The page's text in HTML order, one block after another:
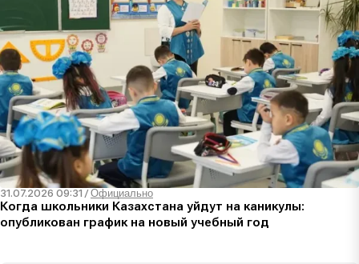
31.07.2026 09:31 /Официально
Когда школьники Казахстана уйдут на каникулы:
опубликован график на новый учебный год